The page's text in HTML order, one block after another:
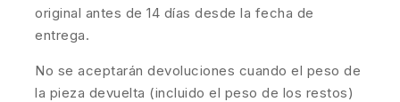
original antes de 14 días desde la fecha de
entrega.
No se aceptarán devoluciones cuando el peso de
la pieza devuelta (incluido el peso de los restos)